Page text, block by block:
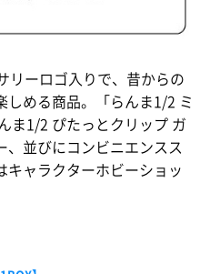
リーロゴ入りで、昔からの
しめる商品。「らんま1/2 ミ
ま1/2 ぴたっとクリップ ガ
並びにコンビニエンスス
キャラクターホビーショッ